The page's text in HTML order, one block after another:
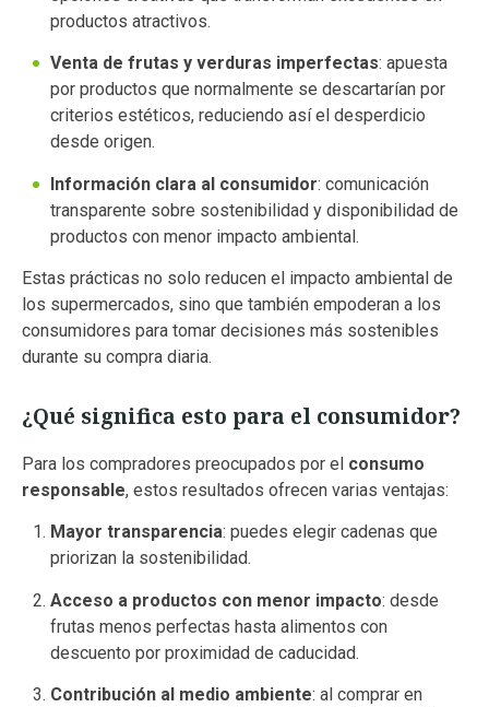
productos atractivos.
Venta de frutas y verduras imperfectas: apuesta
por productos que normalmente se descartarían por
criterios estéticos, reduciendo así el desperdicio
desde origen.
Información clara al consumidor: comunicación
transparente sobre sostenibilidad y disponibilidad de
productos con menor impacto ambiental.
Estas prácticas no solo reducen el impacto ambiental de
los supermercados, sino que también empoderan a los
consumidores para tomar decisiones más sostenibles
durante su compra diaria.
¿Qué significa esto para el consumidor?
Para los compradores preocupados por el consumo
responsable, estos resultados ofrecen varias ventajas:
Mayor transparencia: puedes elegir cadenas que
priorizan la sostenibilidad.
Acceso a productos con menor impacto: desde
frutas menos perfectas hasta alimentos con
descuento por proximidad de caducidad.
Contribución al medio ambiente: al comprar en